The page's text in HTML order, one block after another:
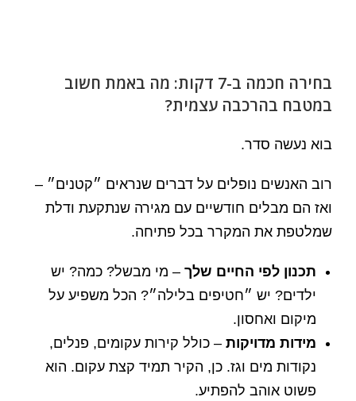
בחירה חכמה ב-7 דקות: מה באמת חשוב
במטבח בהרכבה עצמית?
בוא נעשה סדר.
רוב האנשים נופלים על דברים שנראים ״קטנים״ –
ואז הם מבלים חודשיים עם מגירה שנתקעת ודלת
שמלטפת את המקרר בכל פתיחה.
תכנון לפי החיים שלך – מי מבשל? כמה? יש
ילדים? יש ״חטיפים בלילה״? הכל משפיע על
מיקום ואחסון.
מידות מדויקות – כולל קירות עקומים, פנלים,
נקודות מים וגז. כן, הקיר תמיד קצת עקום. הוא
פשוט אוהב להפתיע.